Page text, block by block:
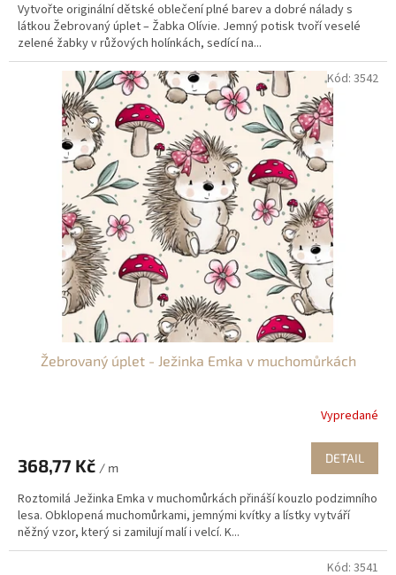
Vytvořte originální dětské oblečení plné barev a dobré nálady s
látkou Žebrovaný úplet – Žabka Olívie. Jemný potisk tvoří veselé
zelené žabky v růžových holínkách, sedící na...
Žebrovaný úplet - Ježinka Emka v muchomůrkách
Vypredané
368,77 Kč / m
DETAIL
Roztomilá Ježinka Emka v muchomůrkách přináší kouzlo podzimního
lesa. Obklopená muchomůrkami, jemnými kvítky a lístky vytváří
něžný vzor, ​​který si zamilují malí i velcí. K...
Kód: 3542
Kód: 3541